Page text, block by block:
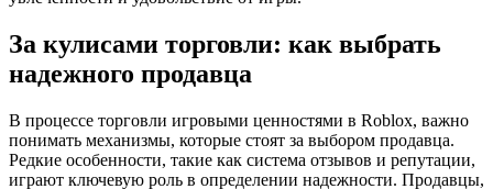
За кулисами торговли: как выбрать
надежного продавца
В процессе торговли игровыми ценностями в Roblox, важно
понимать механизмы, которые стоят за выбором продавца.
Редкие особенности, такие как система отзывов и репутации,
играют ключевую роль в определении надежности. Продавцы,